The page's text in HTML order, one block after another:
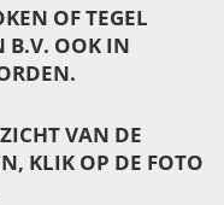
OF TEGEL
B.V. OOK IN
VAN DE
KLIK OP DE FOTO